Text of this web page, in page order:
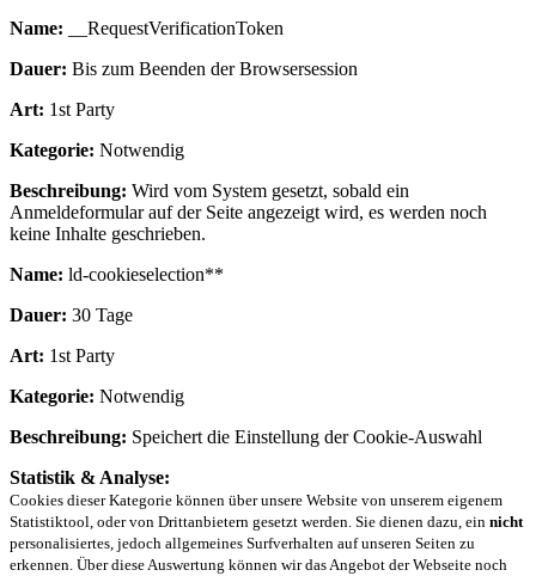
Name: __RequestVerificationToken
Dauer: Bis zum Beenden der Browsersession
Art: 1st Party
Kategorie: Notwendig
Beschreibung: Wird vom System gesetzt, sobald ein
Anmeldeformular auf der Seite angezeigt wird, es werden noch
keine Inhalte geschrieben.
Name: ld-cookieselection**
Dauer: 30 Tage
Art: 1st Party
Kategorie: Notwendig
Beschreibung: Speichert die Einstellung der Cookie-Auswahl
Statistik & Analyse:
Cookies dieser Kategorie können über unsere Website von unserem eigenem
Statistiktool, oder von Drittanbietern gesetzt werden. Sie dienen dazu, ein nicht
personalisiertes, jedoch allgemeines Surfverhalten auf unseren Seiten zu
erkennen. Über diese Auswertung können wir das Angebot der Webseite noch